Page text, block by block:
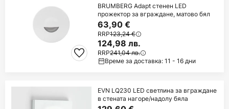
BRUMBERG Adapt стенен LED
прожектор за вграждане, матово бял
63,90 €
RRP123,24 €
124,98 лв.
RRP241,04 лв.
Време за доставка: 11 - 16 дни
EVN LQ230 LED светлина за вграждане
в стената нагоре/надолу бяла